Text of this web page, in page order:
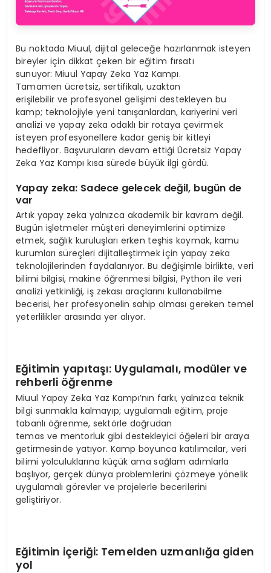
Bu noktada Miuul, dijital geleceğe hazırlanmak isteyen
bireyler için dikkat çeken bir eğitim fırsatı
sunuyor: Miuul Yapay Zeka Yaz Kampı.
Tamamen ücretsiz, sertifikalı, uzaktan
erişilebilir ve profesyonel gelişimi destekleyen bu
kamp; teknolojiyle yeni tanışanlardan, kariyerini veri
analizi ve yapay zeka odaklı bir rotaya çevirmek
isteyen profesyonellere kadar geniş bir kitleyi
hedefliyor. Başvuruların devam ettiği Ücretsiz Yapay
Zeka Yaz Kampı kısa sürede büyük ilgi gördü.
Yapay zeka: Sadece gelecek değil, bugün de
var
Artık yapay zeka yalnızca akademik bir kavram değil.
Bugün işletmeler müşteri deneyimlerini optimize
etmek, sağlık kuruluşları erken teşhis koymak, kamu
kurumları süreçleri dijitalleştirmek için yapay zeka
teknolojilerinden faydalanıyor. Bu değişimle birlikte, veri
bilimi bilgisi, makine öğrenmesi bilgisi, Python ile veri
analizi yetkinliği, iş zekası araçlarını kullanabilme
becerisi, her profesyonelin sahip olması gereken temel
yeterlilikler arasında yer alıyor.
Eğitimin yapıtaşı: Uygulamalı, modüler ve
rehberli öğrenme
Miuul Yapay Zeka Yaz Kampı’nın farkı, yalnızca teknik
bilgi sunmakla kalmayıp; uygulamalı eğitim, proje
tabanlı öğrenme, sektörle doğrudan
temas ve mentorluk gibi destekleyici öğeleri bir araya
getirmesinde yatıyor. Kamp boyunca katılımcılar, veri
bilimi yolculuklarına küçük ama sağlam adımlarla
başlıyor, gerçek dünya problemlerini çözmeye yönelik
uygulamalı görevler ve projelerle becerilerini
geliştiriyor.
Eğitimin içeriği: Temelden uzmanlığa giden
yol